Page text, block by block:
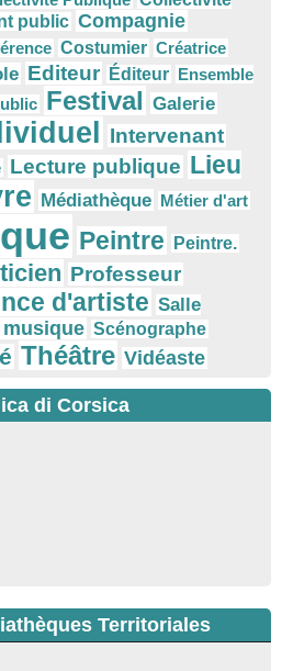
public Compagnie
Costumier Créatrice
Editeur Éditeur Ensemble
Festival Galerie
Intervenant
Lecture publique Lieu
Médiathèque Métier d'art
Peintre Peintre.
Professeur
d'artiste Salle
Scénographe
Théâtre Vidéaste
di Corsica
Territoriales